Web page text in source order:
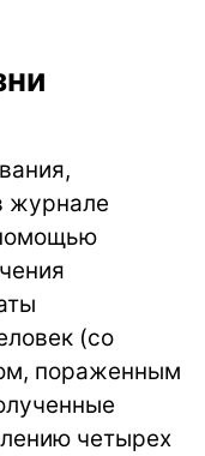
журнале
(со
пораженным
четырех